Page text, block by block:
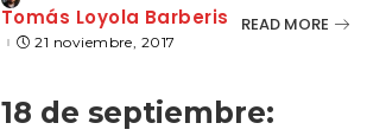
Posted
by
Tomás Loyola Barberis
21 noviembre, 2017
READ MORE
18 de septiembre: